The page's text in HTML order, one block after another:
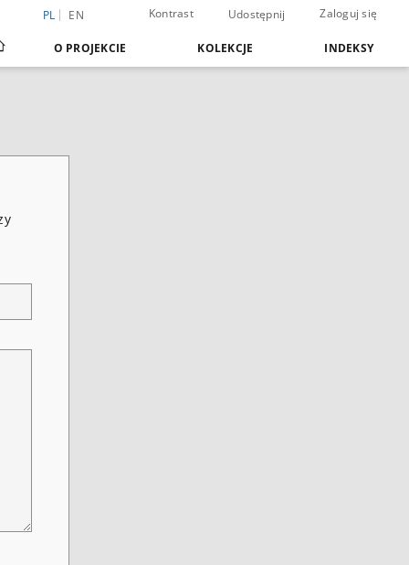
PL EN Kontrast Udostępnij Zaloguj się
O PROJEKCIE KOLEKCJE INDEKSY